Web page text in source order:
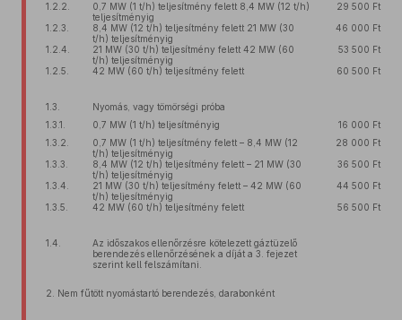
1.2.2.
0,7 MW (1 t/h) teljesítmény felett 8,4 MW (12 t/h)
teljesítményig
29 500 Ft
1.2.3.
8,4 MW (12 t/h) teljesítmény felett 21 MW (30
t/h) teljesítményig
46 000 Ft
1.2.4.
21 MW (30 t/h) teljesítmény felett 42 MW (60
t/h) teljesítményig
53 500 Ft
1.2.5.
42 MW (60 t/h) teljesítmény felett 60 500 Ft
1.3.
Nyomás, vagy tömörségi próba
1.3.1.
0,7 MW (1 t/h) teljesítményig
16 000 Ft
1.3.2.
0,7 MW (1 t/h) teljesítmény felett – 8,4 MW (12
t/h) teljesítményig
28 000 Ft
1.3.3.
8,4 MW (12 t/h) teljesítmény felett – 21 MW (30
t/h) teljesítményig
36 500 Ft
1.3.4.
21 MW (30 t/h) teljesítmény felett – 42 MW (60
t/h) teljesítményig
44 500 Ft
1.3.5.
42 MW (60 t/h) teljesítmény felett 56 500 Ft
1.4.
Az időszakos ellenőrzésre kötelezett gáztüzelő
berendezés ellenőrzésének a díját a 3. fejezet
szerint kell felszámítani.
2. Nem fűtött nyomástartó berendezés, darabonként